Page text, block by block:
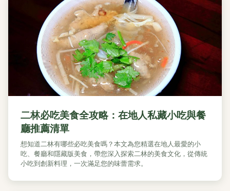
二林必吃美食全攻略：在地人私藏小吃與餐
廳推薦清單
想知道二林有哪些必吃美食嗎？本文為您精選在地人最愛的小
吃、餐廳和隱藏版美食，帶您深入探索二林的美食文化，從傳統
小吃到創新料理，一次滿足您的味蕾需求。